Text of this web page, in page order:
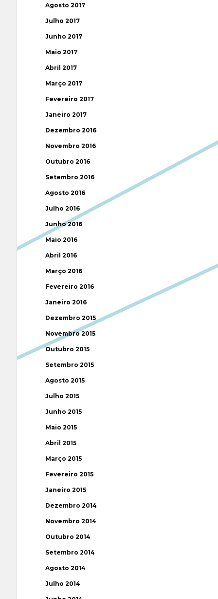
Agosto 2017
Julho 2017
Junho 2017
Maio 2017
Abril 2017
Março 2017
Fevereiro 2017
Janeiro 2017
Dezembro 2016
Novembro 2016
Outubro 2016
Setembro 2016
Agosto 2016
Julho 2016
Junho 2016
Maio 2016
Abril 2016
Março 2016
Fevereiro 2016
Janeiro 2016
Dezembro 2015
Novembro 2015
Outubro 2015
Setembro 2015
Agosto 2015
Julho 2015
Junho 2015
Maio 2015
Abril 2015
Março 2015
Fevereiro 2015
Janeiro 2015
Dezembro 2014
Novembro 2014
Outubro 2014
Setembro 2014
Agosto 2014
Julho 2014